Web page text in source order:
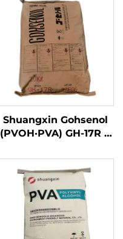
Shuangxin Gohsenol
(PVOH·PVA) GH-17R y